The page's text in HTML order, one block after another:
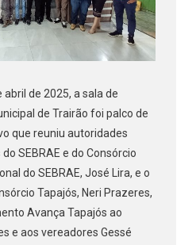
de 2025, a sala de
de Trairão foi palco de
que reuniu autoridades
SEBRAE e do Consórcio
do SEBRAE, José Lira, e o
Tapajós, Neri Prazeres,
Avança Tapajós ao
e aos vereadores Gessé